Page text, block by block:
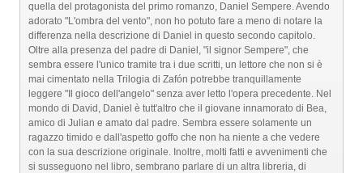
quella del protagonista del primo romanzo, Daniel Sempere. Avendo
adorato "L'ombra del vento", non ho potuto fare a meno di notare la
differenza nella descrizione di Daniel in questo secondo capitolo.
Oltre alla presenza del padre di Daniel, "il signor Sempere", che
sembra essere l'unico tramite tra i due scritti, un lettore che non si è
mai cimentato nella Trilogia di Zafón potrebbe tranquillamente
leggere "Il gioco dell'angelo" senza aver letto l'opera precedente. Nel
mondo di David, Daniel è tutt'altro che il giovane innamorato di Bea,
amico di Julian e amato dal padre. Sembra essere solamente un
ragazzo timido e dall'aspetto goffo che non ha niente a che vedere
con la sua descrizione originale. Inoltre, molti fatti e avvenimenti che
si susseguono nel libro, sembrano parlare di un altra libreria, di